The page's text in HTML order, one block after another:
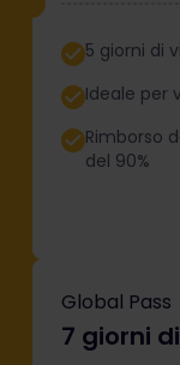
5 giorni di
Ideale per
Rimborso
del 90%
Global Pass
7 giorni